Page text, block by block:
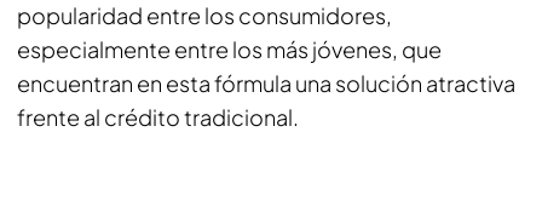
popularidad entre los consumidores,
especialmente entre los más jóvenes, que
encuentran en esta fórmula una solución atractiva
frente al crédito tradicional.